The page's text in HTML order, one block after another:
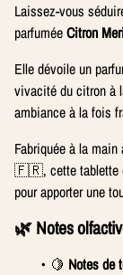
Laissez-vous
parfuméeCitron
Elle dévoile un
vivacité du citron à
ambiance à la fois
Fabriquée à la
🇫🇷, cette tablette
pour apporter une
🌿 Notes
🍋 Notes de